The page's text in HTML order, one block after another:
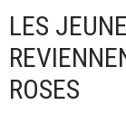
LES
ROSES